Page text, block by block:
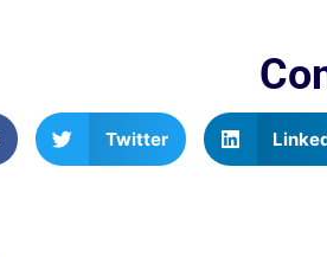
Twitter